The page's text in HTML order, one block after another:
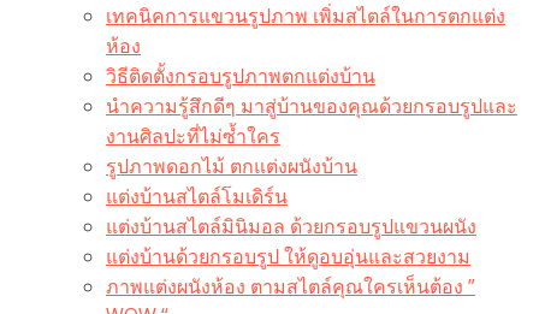
เทคนิคการแขวนรูปภาพ เพิ่มสไตล์ในการตกแต่ง
ห้อง
วิธีติดตั้งกรอบรูปภาพตกแต่งบ้าน
นำความรู้สึกดีๆ มาสู่บ้านของคุณด้วยกรอบรูปและ
งานศิลปะที่ไม่ซ้ำใคร
รูปภาพดอกไม้ ตกแต่งผนังบ้าน
แต่งบ้านสไตล์โมเดิร์น
แต่งบ้านสไตล์มินิมอล ด้วยกรอบรูปแขวนผนัง
แต่งบ้านด้วยกรอบรูป ให้ดูอบอุ่นและสวยงาม
ภาพแต่งผนังห้อง ตามสไตล์คุณใครเห็นต้อง ”